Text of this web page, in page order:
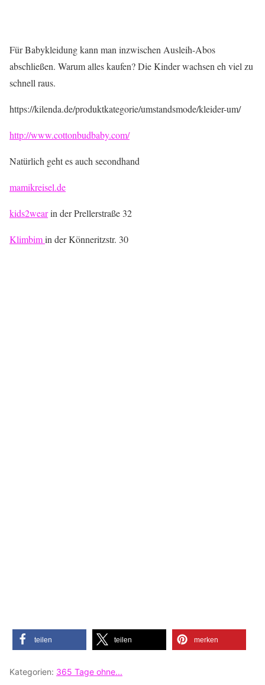
Für Babykleidung kann man inzwischen Ausleih-Abos
abschließen. Warum alles kaufen? Die Kinder wachsen eh viel zu
schnell raus.
https://kilenda.de/produktkategorie/umstandsmode/kleider-um/
http://www.cottonbudbaby.com/
Natürlich geht es auch secondhand
mamikreisel.de
kids2wearin der Prellerstraße 32
Klimbimin der Könneritzstr. 30
teilen teilen merken
Kategorien: 365 Tage ohne...